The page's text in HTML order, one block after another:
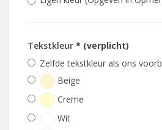
Tekstkleur * (verplicht)
Zelfde tekstkleur als ons
Beige
Creme
Wit